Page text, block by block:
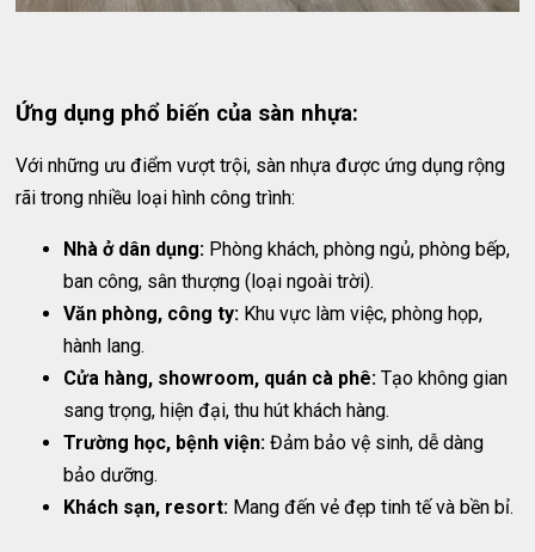
Ứng dụng phổ biến của sàn nhựa:
Với những ưu điểm vượt trội, sàn nhựa được ứng dụng rộng
rãi trong nhiều loại hình công trình:
Nhà ở dân dụng: Phòng khách, phòng ngủ, phòng bếp,
ban công, sân thượng (loại ngoài trời).
Văn phòng, công ty: Khu vực làm việc, phòng họp,
hành lang.
Cửa hàng, showroom, quán cà phê: Tạo không gian
sang trọng, hiện đại, thu hút khách hàng.
Trường học, bệnh viện: Đảm bảo vệ sinh, dễ dàng
bảo dưỡng.
Khách sạn, resort: Mang đến vẻ đẹp tinh tế và bền bỉ.